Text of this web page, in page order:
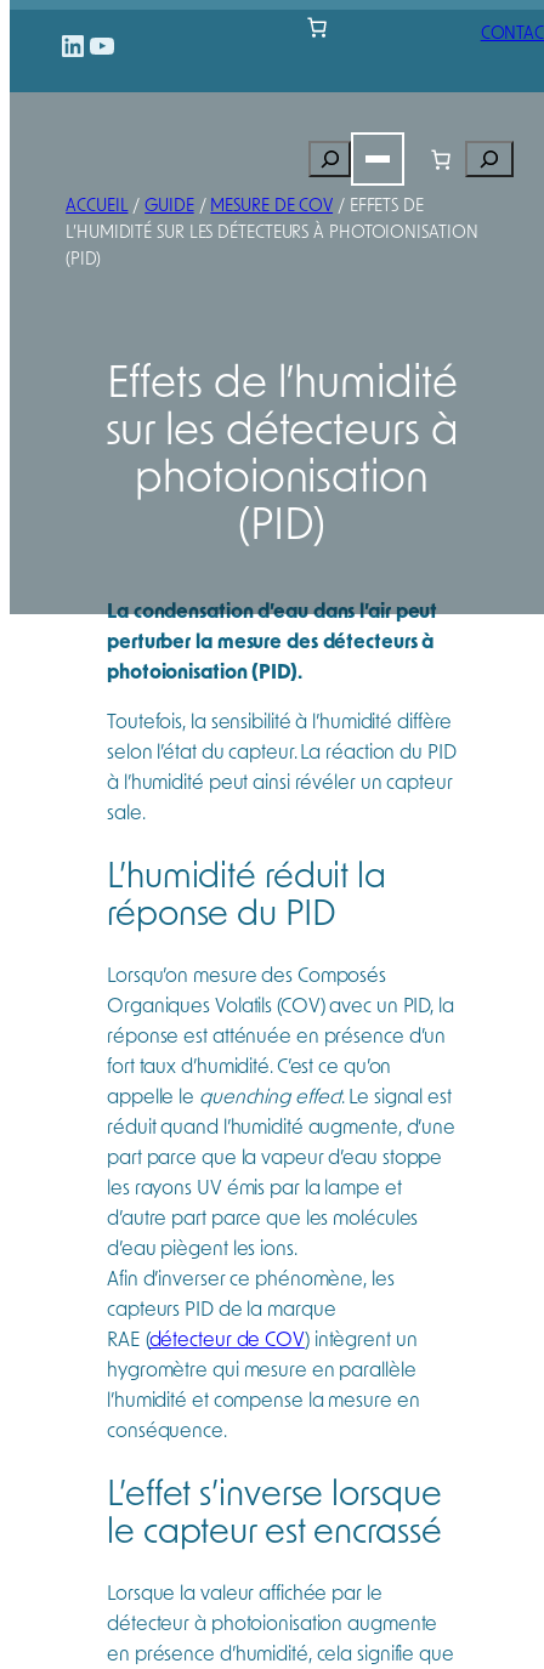
LinkedIn
YouTube
Rechercher
ACCUEIL /GUIDE/ MESURE DE COV / EFFETS DE
L’HUMIDITÉ SUR LES DÉTECTEURS À PHOTOIONISATION
(PID)
Effets de l’humidité
sur les détecteurs à
photoionisation
(PID)
La condensation d’eau dans l’air peut
perturber la mesure des détecteurs à
photoionisation (PID).
Toutefois, la sensibilité à l’humidité diffère
selon l’état du capteur. La réaction du PID
à l’humidité peut ainsi révéler un capteur
sale.
L’humidité réduit la
réponse du PID
Lorsqu’on mesure des Composés
Organiques Volatils (COV) avec un PID, la
réponse est atténuée en présence d’un
fort taux d’humidité. C’est ce qu’on
appelle le quenching effect. Le signal est
réduit quand l’humidité augmente, d’une
part parce que la vapeur d’eau stoppe
les rayons UV émis par la lampe et
d’autre part parce que les molécules
d’eau piègent les ions.
Afin d’inverser ce phénomène, les
capteurs PID de la marque
RAE (détecteur de COV) intègrent un
hygromètre qui mesure en parallèle
l’humidité et compense la mesure en
conséquence.
L’effet s’inverse lorsque
le capteur est encrassé
Lorsque la valeur affichée par le
détecteur à photoionisation augmente
en présence d’humidité, cela signifie que